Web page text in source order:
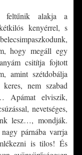
feltűnik alakja a
kenyérrel, s
hogy megáll egy
csitítja fojtott
amint szétdobálja
nem szabad
Apámat elviszik,
nevetséges,
lesz…, mondják.
párnába varrja
is tilos! És